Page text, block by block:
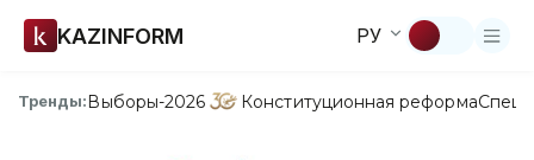
KAZINFORM РУ
Тренды:Выборы-2026 Конституционная реформа